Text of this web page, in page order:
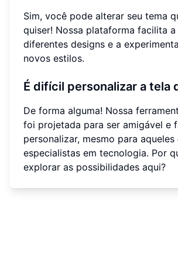
Sim, você pode alterar seu tema
quiser! Nossa plataforma facilita
diferentes designs e a
novos estilos.
É difícil personalizar a tela
De forma alguma! Nossa
foi projetada para ser amigável e
personalizar, mesmo para aqueles
especialistas em tecnologia. Por
explorar as possibilidades aqui?